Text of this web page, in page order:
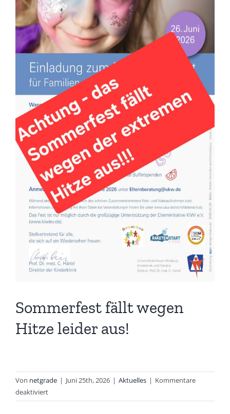
Sommerfest fällt wegen
Hitze leider aus!
Von netgrade | Juni 25th, 2026 | Aktuelles | Kommentare
deaktiviertfür
Sommerfest